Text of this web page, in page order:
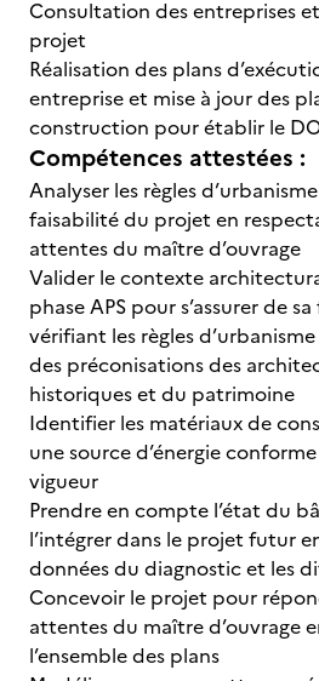
Consultation des entreprises
projet
Réalisation des plans
entreprise et mise à jour des
construction pour établir le
Compétences attestées :
Analyser les règles
faisabilité du projet en
attentes du maître d’ouvrage
Valider le contexte
phase APS pour s’assurer de
vérifiant les règles
des préconisations des
historiques et du patrimoine
Identifier les matériaux de
une source d’énergie
vigueur
Prendre en compte l’état du
l’intégrer dans le projet futur
données du diagnostic et les
Concevoir le projet pour
attentes du maître d’ouvrage
l’ensemble des plans